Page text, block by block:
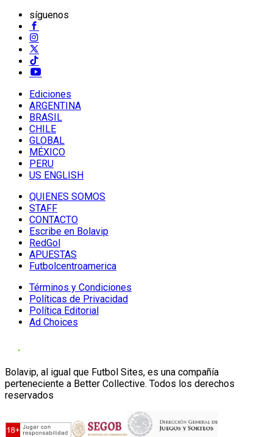
síguenos
Ediciones
ARGENTINA
BRASIL
CHILE
GLOBAL
MÉXICO
PERU
US ENGLISH
QUIENES SOMOS
STAFF
CONTACTO
Escribe en Bolavip
RedGol
APUESTAS
Futbolcentroamerica
Términos y Condiciones
Políticas de Privacidad
Política Editorial
Ad Choices
Bolavip, al igual que Futbol Sites, es una compañía
perteneciente a Better Collective. Todos los derechos
reservados